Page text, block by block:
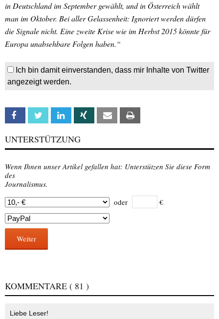
in Deutschland im September gewählt, und in Österreich wählt
man im Oktober. Bei aller Gelassenheit: Ignoriert werden dürfen
die Signale nicht. Eine zweite Krise wie im Herbst 2015 könnte für
Europa unabsehbare Folgen haben.“
Ich bin damit einverstanden, dass mir Inhalte von Twitter
angezeigt werden.
Facebook Twitter Linkedin Xing Email
UNTERSTÜTZUNG
Wenn Ihnen unser Artikel gefallen hat: Unterstützen Sie diese Form
des
Journalismus.
oder
€
Weiter
KOMMENTARE ( 81 )
Liebe Leser!